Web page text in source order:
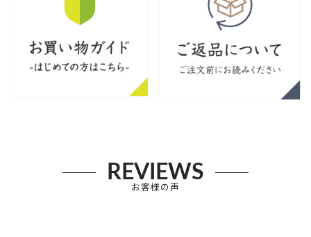
REVIEWS
お客様の声